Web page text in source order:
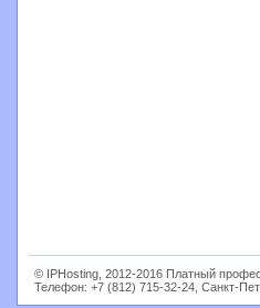
© IPHosting, 2012-2016 Платный
Телефон: +7 (812) 715-32-24, Санкт-